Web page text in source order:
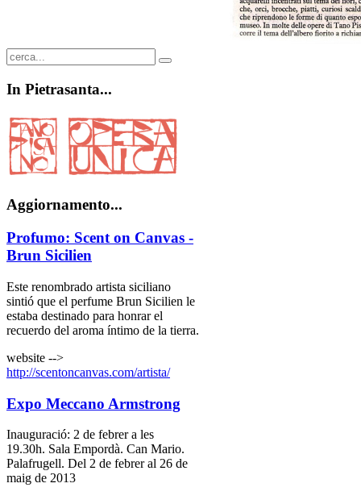
In Pietrasanta...
Aggiornamento...
Profumo: Scent on Canvas -
Brun Sicilien
Este renombrado artista siciliano
sintió que el perfume Brun Sicilien le
estaba destinado para honrar el
recuerdo del aroma íntimo de la tierra.
website -->
http://scentoncanvas.com/artista/
Expo Meccano Armstrong
Inauguració: 2 de febrer a les
19.30h. Sala Empordà. Can Mario.
Palafrugell. Del 2 de febrer al 26 de
maig de 2013